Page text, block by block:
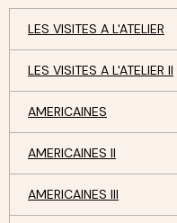
LES VISITES A L'ATELIER
LES VISITES A L'ATELIER II
AMERICAINES
AMERICAINES II
AMERICAINES III